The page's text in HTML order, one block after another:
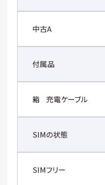
中古A
付属品
箱 充電ケーブル
SIMの状態
SIMフリー